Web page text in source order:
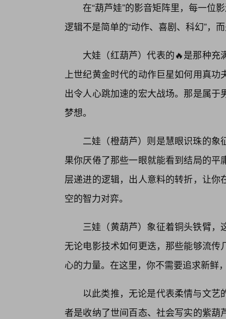
在“葫芦娃”的影音矩阵里，每一位
逻辑不是简单的“动作、喜剧、科幻”，
大娃（红葫芦）代表的🔥是那种
上世纪黄金时代的动作巨星如何用真
出令人心跳加速的宏大战场。那是属
梦想。
二娃（橙葫芦）则是慧眼识珠的
果你厌倦了那些一眼就能看到结局的
层递进的逻辑，出人意料的转折，让
空的智力对弈。
三娃（黄葫芦）象征着铜头铁臂
无论电影技术如何更迭，那些能够流
心的力量。在这里，你不需要追求新鲜
以此类推，无论是代表柔情与文
者是收纳了世间百态、社会写实的紫